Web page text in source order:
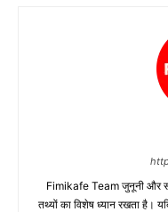
Fimikafe Team जुनूनी और
तथ्‍यों का विशेष ध्‍यान रखता है।